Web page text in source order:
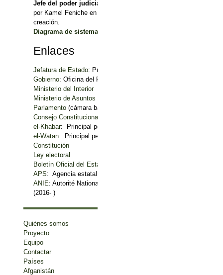
Jefe del poder judicial (primera autoridad judicial del país)
por Kamel Feniche en abril 2019. A partir de la reforma de
creación.
Diagrama de sistema político
Enlaces
Jefatura de Estado: Presidencia de la República
Gobierno: Oficina del Primer ministro
Ministerio del Interior
Ministerio de Asuntos Exteriores
Parlamento (cámara baja)
Consejo Constitucional
el-Khabar: Principal periódico en lengua nacional de información
el-Watan: Principal periódico francófono de información
Constitución
Ley electoral
Boletín Oficial del Estado
APS: Agencia estatal de noticias
ANIE: Autorité National Indépendante des Élections (sept.
(2016- )
Quiénes somos
Proyecto
Equipo
Contactar
Países
Afganistán